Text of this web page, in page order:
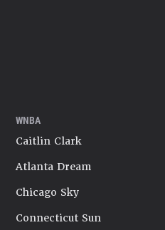
WNBA
Caitlin Clark
Atlanta Dream
Chicago Sky
Connecticut Sun